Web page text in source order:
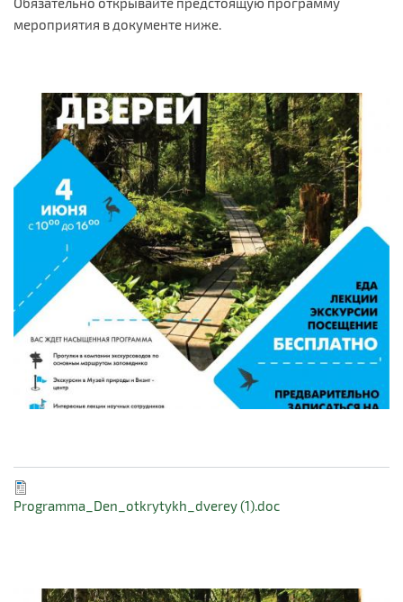
мероприятия в документе ниже.
Programma_Den_otkrytykh_dverey (1).doc